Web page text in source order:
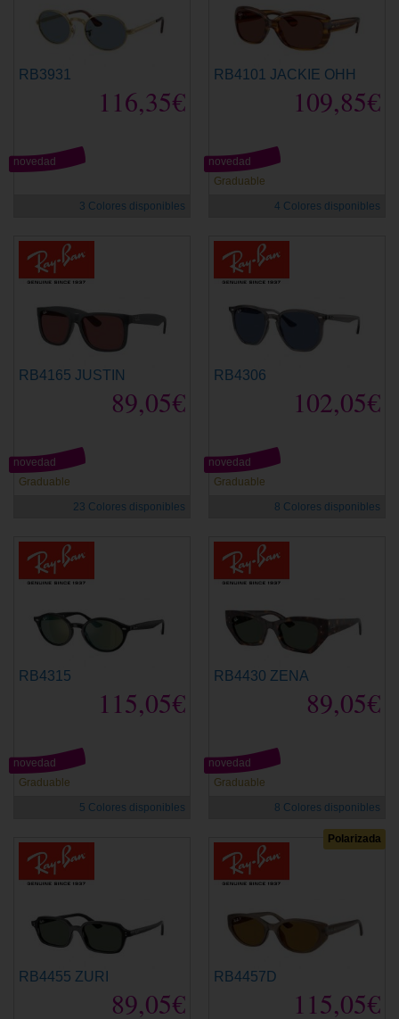
RB3931
116,35€
novedad
3 Colores disponibles
RB4101 JACKIE OHH
109,85€
Graduable
novedad
4 Colores disponibles
RB4165 JUSTIN
89,05€
Graduable
novedad
23 Colores disponibles
RB4306
102,05€
Graduable
novedad
8 Colores disponibles
RB4315
115,05€
Graduable
novedad
5 Colores disponibles
RB4430 ZENA
89,05€
Graduable
novedad
8 Colores disponibles
RB4455 ZURI
89,05€
Polarizada
RB4457D
115,05€